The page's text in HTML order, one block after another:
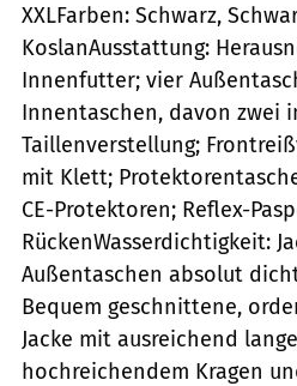
XXLFarben: Schwarz,
KoslanAusstattung:
Innenfutter; vier
Innentaschen, davon zwei
Taillenverstellung;
mit Klett;
CE-Protektoren; Reflex-
RückenWasserdichtigkeit:
Außentaschen absolut
Bequem geschnittene,
Jacke mit ausreichend
hochreichendem Kragen